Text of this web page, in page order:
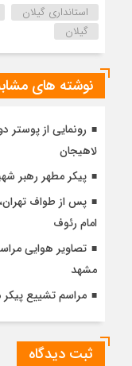
استانداری گیلان
گیلان
نوشته های
رونمایی از پوستر
لاهیجان
پیکر مطهر رهبر
پس از طواف
امام رئوف
تصاویر هوایی
مشهد
مراسم تشییع
ثبت دیدگاه